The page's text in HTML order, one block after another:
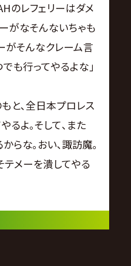
のレフェリーはダメ
がなそんないちゃも
がそんなクレーム言
でも行ってやるよな｣
と､全日本プロレス
るよ｡そして､また
らな｡おい､諏訪魔｡
メーを潰してやる